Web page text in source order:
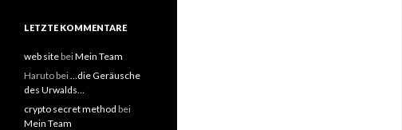
LETZTE KOMMENTARE
web sitebeiMein Team
Haruto bei…die Geräusche
des Urwalds…
crypto secret method bei
Mein Team